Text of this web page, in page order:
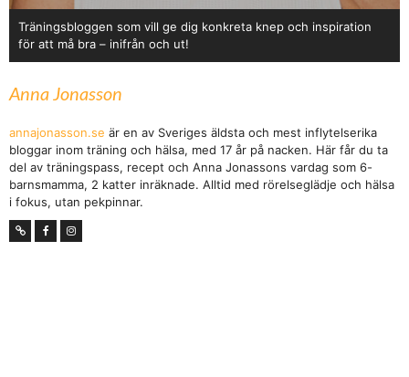
Träningsbloggen som vill ge dig konkreta knep och inspiration
för att må bra – inifrån och ut!
Anna Jonasson
annajonasson.se är en av Sveriges äldsta och mest inflytelserika
bloggar inom träning och hälsa, med 17 år på nacken. Här får du ta
del av träningspass, recept och Anna Jonassons vardag som 6-
barnsmamma, 2 katter inräknade. Alltid med rörelseglädje och hälsa
i fokus, utan pekpinnar.